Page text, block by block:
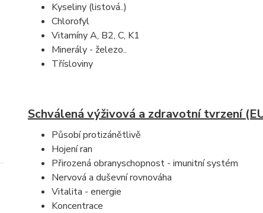
Kyseliny (listová..)
Chlorofyl
Vitamíny A, B2, C, K1
Minerály - železo..
Třísloviny
Schválená výživová a zdravotní tvrzení
Působí protizánětlivě
Hojení ran
Přirozená obranyschopnost - imunitní systém
Nervová a duševní rovnováha
Vitalita - energie
Koncentrace